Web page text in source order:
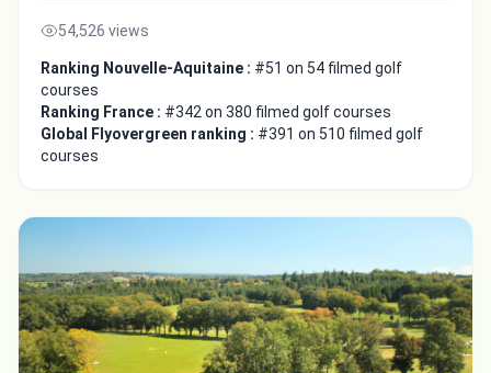
54,526 views
Ranking Nouvelle-Aquitaine : #51 on 54 filmed golf
courses
Ranking France : #342 on 380 filmed golf courses
Global Flyovergreen ranking : #391 on 510 filmed golf
courses